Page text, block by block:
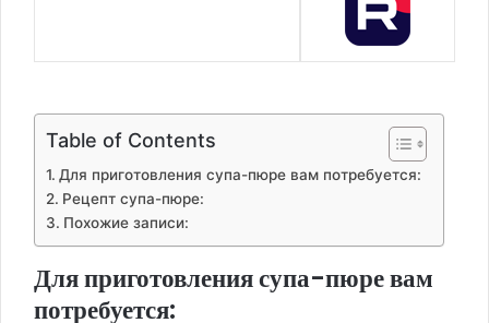
Table of Contents
Для приготовления супа-пюре вам потребуется:
Рецепт супа-пюре:
Похожие записи:
Для приготовления супа-пюре вам
потребуется: